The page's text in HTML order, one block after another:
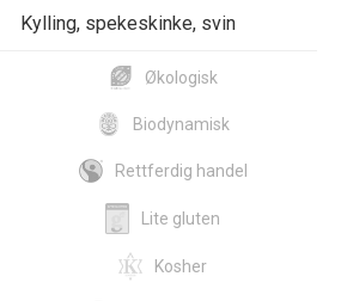
Kylling, spekeskinke, svin
Økologisk
Biodynamisk
Rettferdig handel
Lite gluten
Kosher